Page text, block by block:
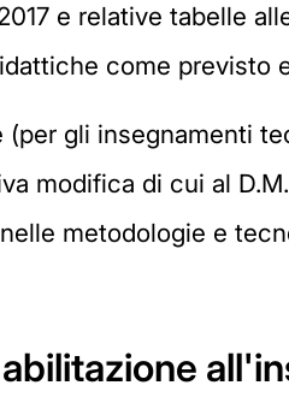
e relative tabelle
come previsto
(per gli insegnamenti
modifica di cui al
metodologie e